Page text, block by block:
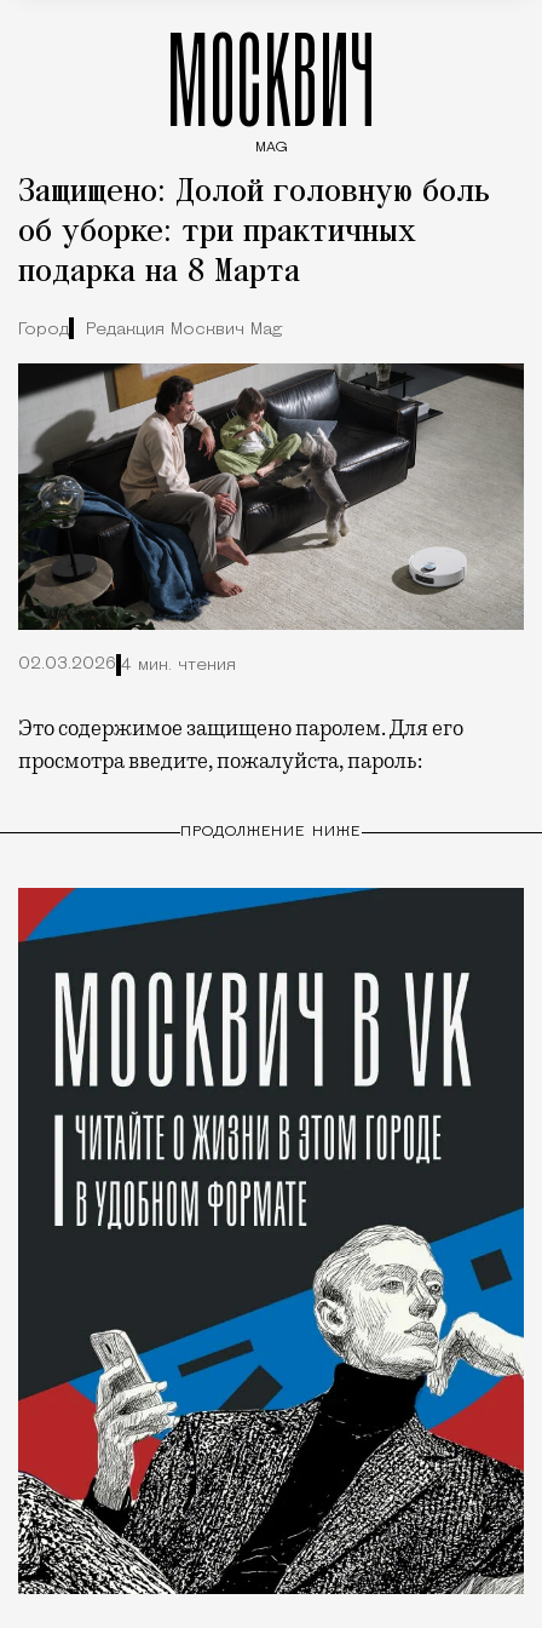
МОСКВИЧ
MAG
Защищено: Долой головную боль
об уборке: три практичных
подарка на 8 Марта
Город Редакция Москвич Mag
02.03.2026 4 мин. чтения
Это содержимое защищено паролем. Для его
просмотра введите, пожалуйста, пароль:
ПРОДОЛЖЕНИЕ НИЖЕ